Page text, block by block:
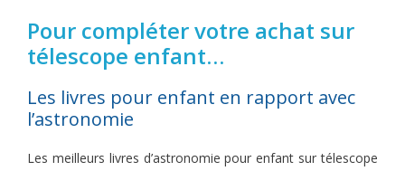
Pour compléter votre achat sur
télescope enfant…
Les livres pour enfant en rapport avec
l’astronomie
Les meilleurs livres d’astronomie pour enfant sur télescope